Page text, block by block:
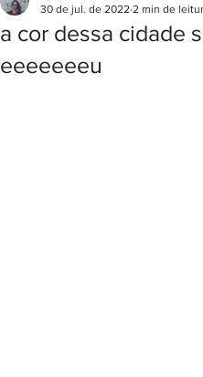
a cor dessa cidade
eeeeeeeu
30 de jul. de 2022 2 min de